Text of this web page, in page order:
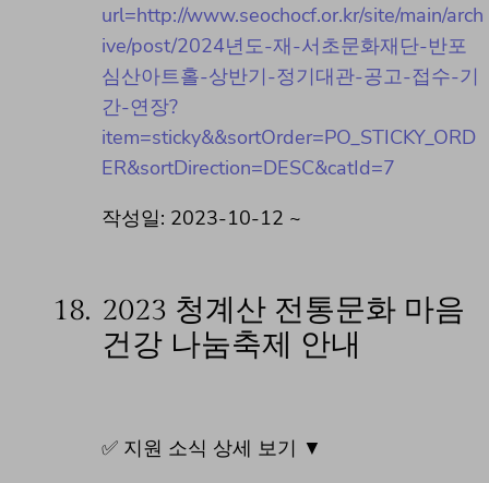
url=http://www.seochocf.or.kr/site/main/arch
ive/post/2024년도-재-서초문화재단-반포
심산아트홀-상반기-정기대관-공고-접수-기
간-연장?
item=sticky&&sortOrder=PO_STICKY_ORD
ER&sortDirection=DESC&catId=7
작성일: 2023-10-12 ~
18. 2023 청계산 전통문화 마음
건강 나눔축제 안내
✅ 지원 소식 상세 보기 ▼